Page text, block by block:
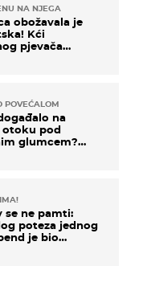
NA NJEGA
obožavala je
Kći
pjevača
POVEĆALOM
na
pod
glumcem?
se ne pamti:
poteza jednog
je bio